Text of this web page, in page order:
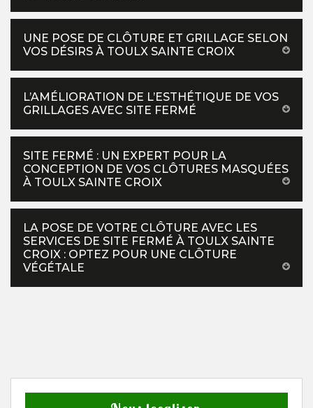
UNE POSE DE CLÔTURE ET GRILLAGE SELON
VOS DÉSIRS À TOULX SAINTE CROIX
L’AMÉLIORATION DE L’ESTHÉTIQUE DE VOS
GRILLAGES AVEC SITE FERMÉ
SITE FERMÉ : UN EXPERT POUR LA
CONCEPTION DE VOS CLÔTURES MASQUÉES
À TOULX SAINTE CROIX
LA POSE DE VOTRE CLÔTURE AVEC LES
SERVICES DE SITE FERMÉ À TOULX SAINTE
CROIX : OPTEZ POUR UNE CLÔTURE
VÉGÉTALE